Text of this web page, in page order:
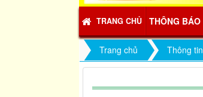
TRANG CHỦ THÔNG BÁO
Trang chủ Thông tin